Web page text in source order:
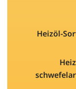
Heizöl-